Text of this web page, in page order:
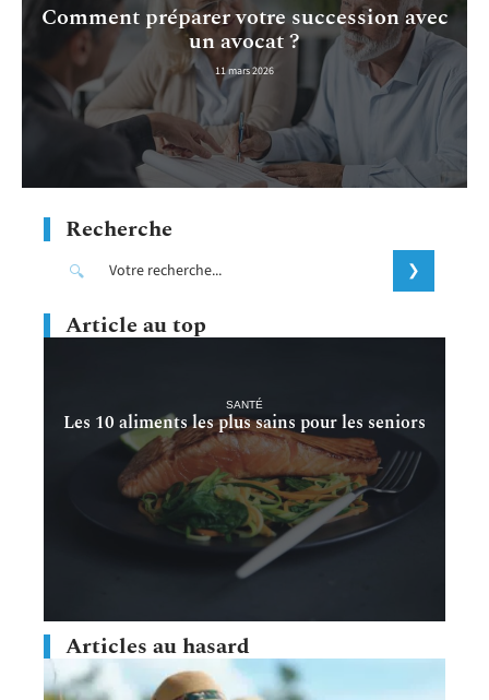
Comment préparer votre succession avec
un avocat ?
11 mars 2026
Recherche
Article au top
SANTÉ
Les 10 aliments les plus sains pour les seniors
Articles au hasard